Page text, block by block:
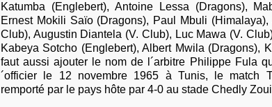
Katumba (Englebert), Antoine Lessa (Dragons),
Ernest Mokili Saïo (Dragons), Paul Mbuli
Club), Augustin Diantela (V. Club), Luc Mawa (V.
Kabeya Sotcho (Englebert), Albert Mwila (Dragons),
faut aussi ajouter le nom de l´arbitre Philippe Fula
´officier le 12 novembre 1965 à Tunis, le match
remporté par le pays hôte par 4-0 au stade Chedly